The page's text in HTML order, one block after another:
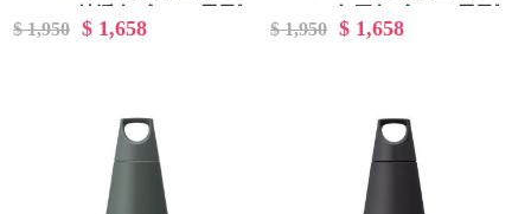
D-09-NK-020221
$ 1,950 $ 1,658
D-09-NK-020222
$ 1,950 $ 1,658